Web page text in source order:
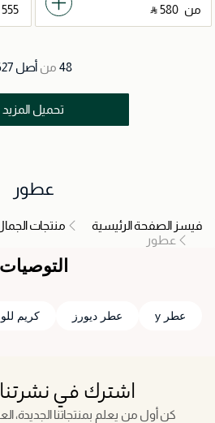
من ‎ ⃁ ⁦580⁩ ‎
48 من أصل 627
تحميل المزيد
عطور
فيسز الصفحة الرئيسية
منتجات
عطور
التوصيات
عطر y عطر ديورز كريم
اشترك في نشرتنا
كن أول من يعلم بمنتجاتنا الجديدة،